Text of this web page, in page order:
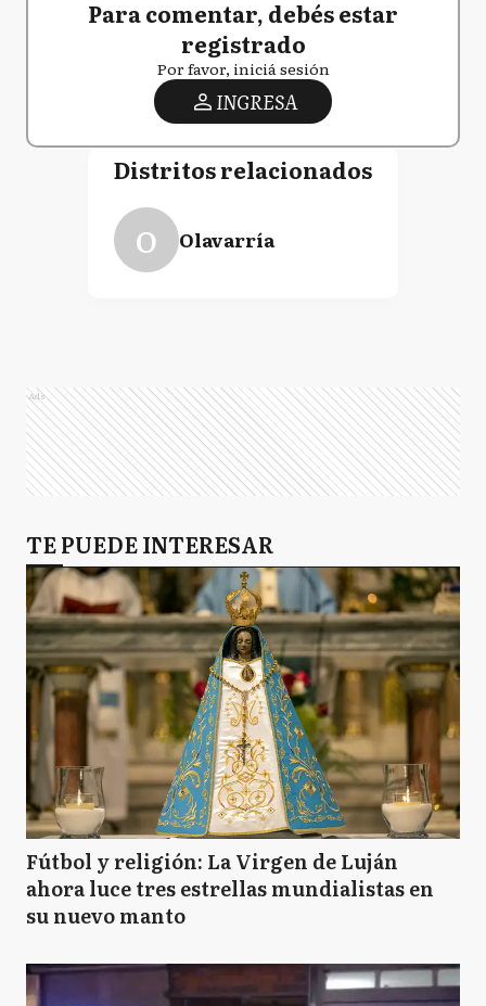
Para comentar, debés estar
registrado
Por favor, iniciá sesión
INGRESA
Distritos relacionados
O Olavarría
Ads
TE PUEDE INTERESAR
Fútbol y religión: La Virgen de Luján
ahora luce tres estrellas mundialistas en
su nuevo manto